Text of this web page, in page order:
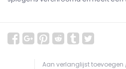
Aan verlanglijst toevoegen